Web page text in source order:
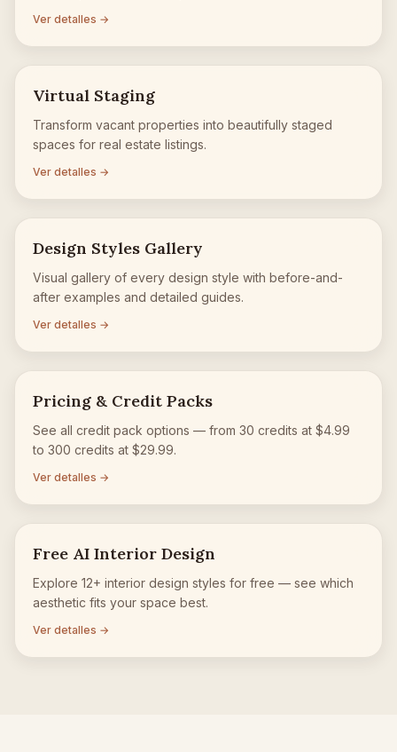
Ver detalles →
Virtual Staging
Transform vacant properties into beautifully staged
spaces for real estate listings.
Ver detalles →
Design Styles Gallery
Visual gallery of every design style with before-and-
after examples and detailed guides.
Ver detalles →
Pricing & Credit Packs
See all credit pack options — from 30 credits at $4.99
to 300 credits at $29.99.
Ver detalles →
Free AI Interior Design
Explore 12+ interior design styles for free — see which
aesthetic fits your space best.
Ver detalles →